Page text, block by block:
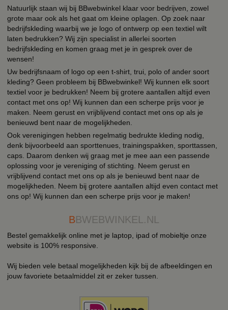
Natuurlijk staan wij bij BBwebwinkel klaar voor bedrijven, zowel
grote maar ook als het gaat om kleine oplagen. Op zoek naar
bedrijfskleding waarbij we je logo of ontwerp op een textiel wilt
laten bedrukken? Wij zijn specialist in allerlei soorten
bedrijfskleding en komen graag met je in gesprek over de
wensen!
Uw bedrijfsnaam of logo op een t-shirt, trui, polo of ander soort
kleding? Geen probleem bij BBwebwinkel! Wij kunnen elk soort
textiel voor je bedrukken! Neem bij grotere aantallen altijd even
contact met ons op! Wij kunnen dan een scherpe prijs voor je
maken. Neem gerust en vrijblijvend contact met ons op als je
benieuwd bent naar de mogelijkheden.
Ook verenigingen hebben regelmatig bedrukte kleding nodig,
denk bijvoorbeeld aan sporttenues, trainingspakken, sporttassen,
caps. Daarom denken wij graag met je mee aan een passende
oplossing voor je vereniging of stichting. Neem gerust en
vrijblijvend contact met ons op als je benieuwd bent naar de
mogelijkheden. Neem bij grotere aantallen altijd even contact met
ons op! Wij kunnen dan een scherpe prijs voor je maken!
BBWEBWINKEL.NL
Bestel gemakkelijk online met je laptop, ipad of mobieltje onze
website is 100% responsive.
Wij bieden vele betaal mogelijkheden kijk bij de afbeeldingen en
jouw favoriete betaalmiddel zit er zeker tussen.